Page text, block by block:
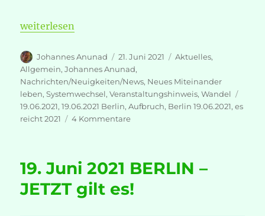
„19. Juni 2021 BERLIN – Nachlese“
weiterlesen
Autor
Johannes Anunad
Veröffentlicht
am
21. Juni 2021 Kategorien
Aktuelles,
Allgemein,Johannes Anunad,
Nachrichten/Neuigkeiten/News, Neues Miteinander
leben,Systemwechsel,Veranstaltungshinweis,Wandel
19.06.2021,19.06.2021 Berlin,Aufbruch, Berlin 19.06.2021,es
reicht 2021
4 Kommentarezu
BERLIN
Nachlese
19. Juni 2021 BERLIN –
JETZT gilt es!